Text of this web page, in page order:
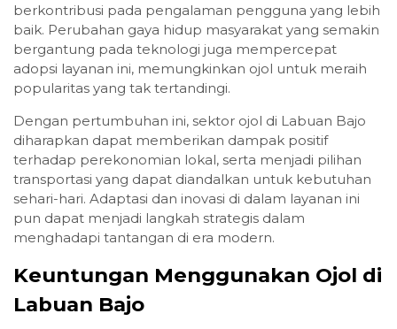
berkontribusi pada pengalaman pengguna yang lebih
baik. Perubahan gaya hidup masyarakat yang semakin
bergantung pada teknologi juga mempercepat
adopsi layanan ini, memungkinkan ojol untuk meraih
popularitas yang tak tertandingi.
Dengan pertumbuhan ini, sektor ojol di Labuan Bajo
diharapkan dapat memberikan dampak positif
terhadap perekonomian lokal, serta menjadi pilihan
transportasi yang dapat diandalkan untuk kebutuhan
sehari-hari. Adaptasi dan inovasi di dalam layanan ini
pun dapat menjadi langkah strategis dalam
menghadapi tantangan di era modern.
Keuntungan Menggunakan Ojol di
Labuan Bajo